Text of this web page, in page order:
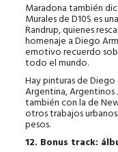
Maradona también
Murales de D10S es
Randrup, quienes
homenaje a Diego
emotivo recuerdo
todo el mundo.
Hay pinturas de
Argentina, Argentinos
también con la de
otros trabajos
pesos.
12. Bonus track: